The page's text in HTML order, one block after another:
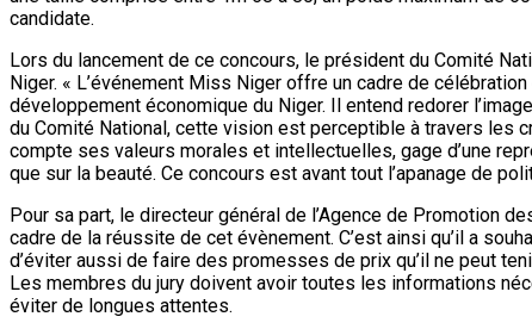
candidate.
Lors du lancement de ce concours, le président du Comité
Niger. « L’événement Miss Niger offre un cadre de
développement économique du Niger. Il entend redorer
du Comité National, cette vision est perceptible à travers les
compte ses valeurs morales et intellectuelles, gage d’une
que sur la beauté. Ce concours est avant tout l’apanage de
Pour sa part, le directeur général de l’Agence de Promotion
cadre de la réussite de cet évènement. C’est ainsi qu’il a
d’éviter aussi de faire des promesses de prix qu’il ne peut
Les membres du jury doivent avoir toutes les informations
éviter de longues attentes.